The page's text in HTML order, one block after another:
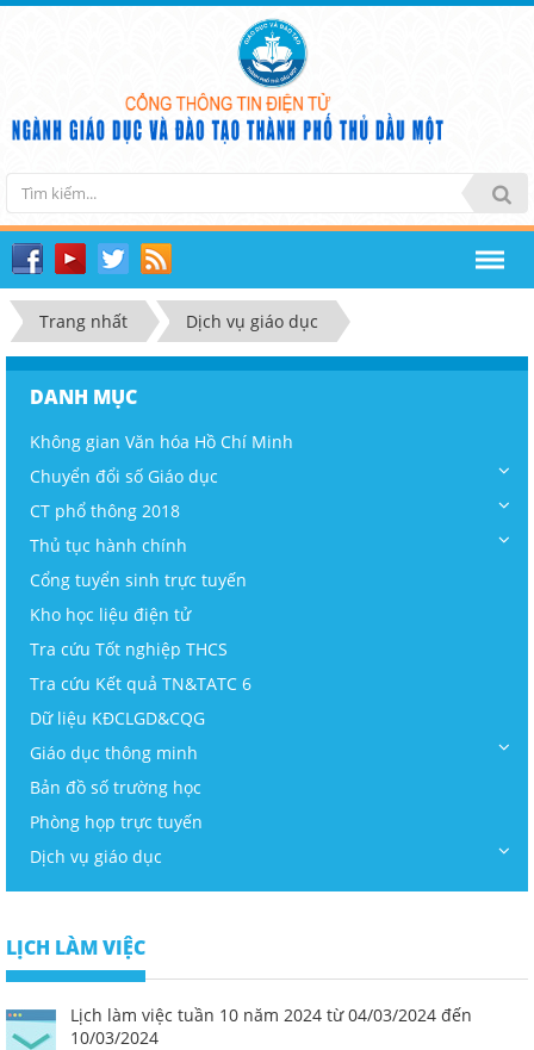
Trang nhất Dịch vụ giáo dục
DANH MỤC
Không gian Văn hóa Hồ Chí Minh
Chuyển đổi số Giáo dục
CT phổ thông 2018
Thủ tục hành chính
Cổng tuyển sinh trực tuyến
Kho học liệu điện tử
Tra cứu Tốt nghiệp THCS
Tra cứu Kết quả TN&TATC 6
Dữ liệu KĐCLGD&CQG
Giáo dục thông minh
Bản đồ số trường học
Phòng họp trực tuyến
Dịch vụ giáo dục
LỊCH LÀM VIỆC
Lịch làm việc tuần 10 năm 2024 từ 04/03/2024 đến
10/03/2024